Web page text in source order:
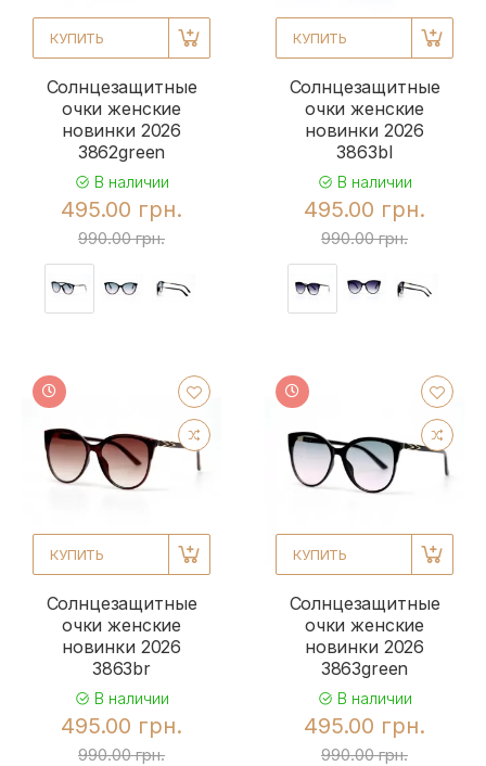
КУПИТЬ
Солнцезащитные
очки женские
новинки 2026
3862green
В наличии
495.00 грн.
990.00 грн.
КУПИТЬ
Солнцезащитные
очки женские
новинки 2026
3863bl
В наличии
495.00 грн.
990.00 грн.
КУПИТЬ
Солнцезащитные
очки женские
новинки 2026
3863br
В наличии
495.00 грн.
990.00 грн.
КУПИТЬ
Солнцезащитные
очки женские
новинки 2026
3863green
В наличии
495.00 грн.
990.00 грн.